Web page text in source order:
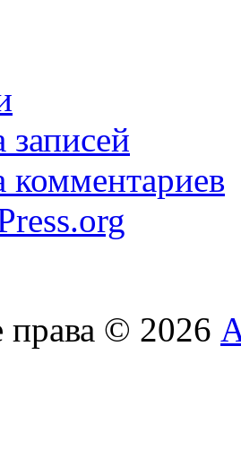
записей
комментариев
права © 2026